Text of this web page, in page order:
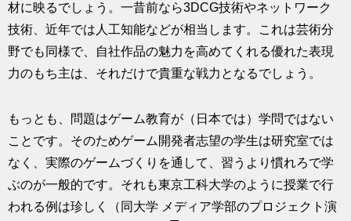
材に映るでしょう。一昔前なら3DCG技術やネットワーク
技術、近年では人工知能などが相当します。これは芸術分
野でも同様で、自社作品の魅力を高めてくれる優れた表現
力のもち主は、それだけで貴重な戦力となるでしょう。
もっとも、問題はゲーム教育が（日本では）学問ではない
ことです。そのためゲーム開発者志望の学生は研究室では
なく、実際のゲームづくりを通して、習うより慣れろで学
ぶのが一般的です。それも東京工科大学のように授業で行
われる例は珍しく（同大学 メディア学部のプロジェクト演